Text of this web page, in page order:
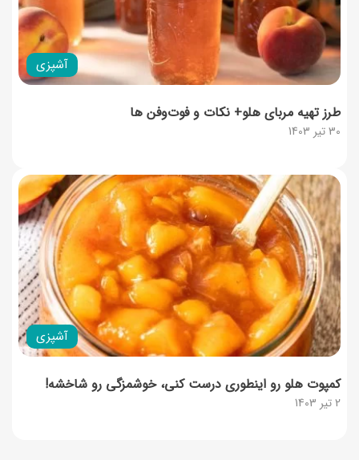
آشپزی
30 تیر 1403
طرز تهیه مربای هلو+ نکات و فوت‌و‌فن ها
آشپزی
2 تیر 1403
کمپوت هلو رو اینطوری درست کنی، خوشمزگی رو شاخشه!